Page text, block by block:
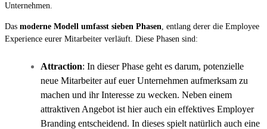
Unternehmen.
Das moderne Modell umfasst sieben Phasen , entlang derer die Employee
Experience eurer Mitarbeiter verläuft. Diese Phasen sind:
Attraction: In dieser Phase geht es darum, potenzielle
neue Mitarbeiter auf euer Unternehmen aufmerksam zu
machen und ihr Interesse zu wecken. Neben einem
attraktiven Angebot ist hier auch ein effektives Employer
Branding entscheidend. In dieses spielt natürlich auch eine